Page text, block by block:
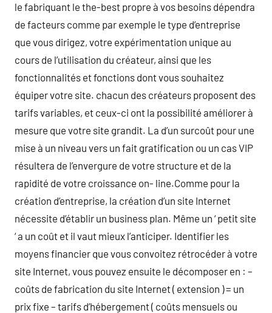
le fabriquant le the-best propre à vos besoins dépendra
de facteurs comme par exemple le type d’entreprise
que vous dirigez, votre expérimentation unique au
cours de l’utilisation du créateur, ainsi que les
fonctionnalités et fonctions dont vous souhaitez
équiper votre site. chacun des créateurs proposent des
tarifs variables, et ceux-ci ont la possibilité améliorer à
mesure que votre site grandit. La d’un surcoût pour une
mise à un niveau vers un fait gratification ou un cas VIP
résultera de l’envergure de votre structure et de la
rapidité de votre croissance on- line.Comme pour la
création d’entreprise, la création d’un site Internet
nécessite d’établir un business plan. Même un ‘ petit site
‘ a un coût et il vaut mieux l’anticiper. Identifier les
moyens financier que vous convoitez rétrocéder à votre
site Internet, vous pouvez ensuite le décomposer en : –
coûts de fabrication du site Internet ( extension ) = un
prix fixe – tarifs d’hébergement ( coûts mensuels ou